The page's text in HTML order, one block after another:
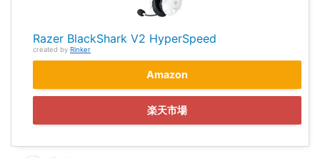
Razer BlackShark V2 HyperSpeed
created by Rinker
Amazon
楽天市場